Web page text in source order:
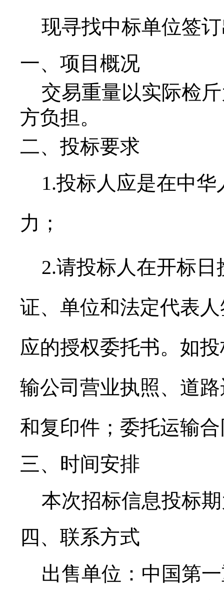
现寻找中标单位签
一、项目概况
交易重量以实际检
方负担。
二、投标要求
1.投标人应是在中
力；
2.请投标人在开标
证、单位和法定代表
应的授权委托书。如
输公司营业执照、道
和复印件；委托运输
三、时间安排
本次招标信息投标
四、联系方式
出售单位：中国第